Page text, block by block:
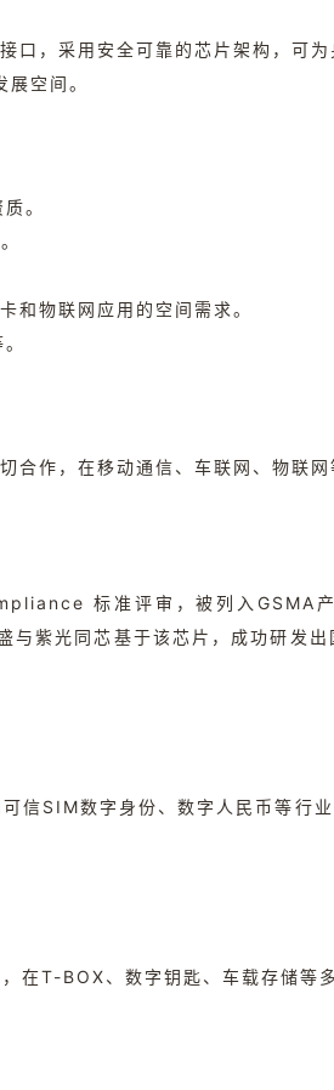
口，采用安全可靠的芯片架构，可
空间。
。
和物联网应用的空间需求。
作，在移动通信、车联网、物联网
标准评审，被列入GSMA
与紫光同芯基于该芯片，成功研
信SIM数字身份、数字人民币等行
在T-BOX、数字钥匙、车载存储等